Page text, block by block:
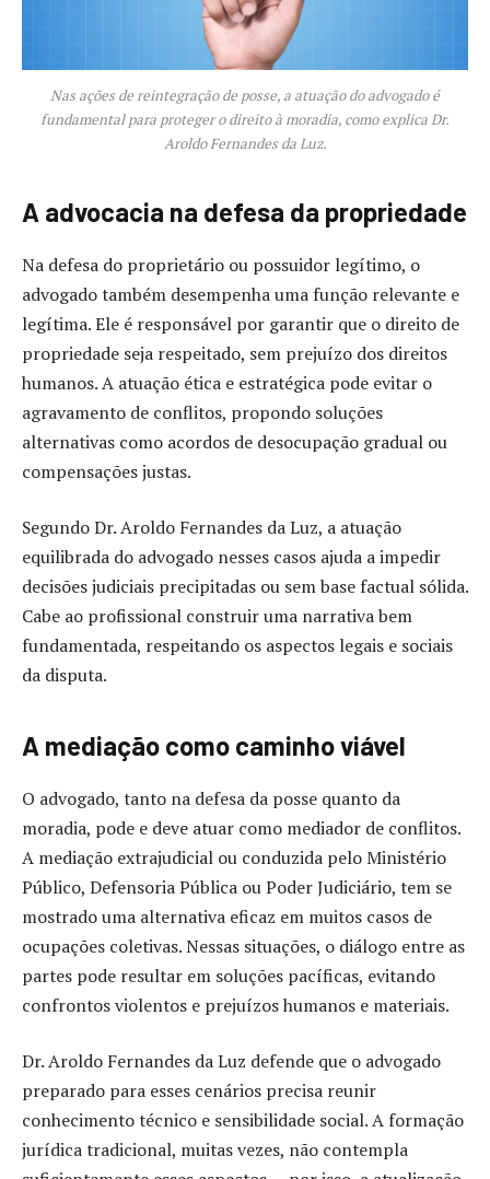
Nas ações de reintegração de posse, a atuação do advogado é
fundamental para proteger o direito à moradia, como explica Dr.
Aroldo Fernandes da Luz.
A advocacia na defesa da propriedade
Na defesa do proprietário ou possuidor legítimo, o
advogado também desempenha uma função relevante e
legítima. Ele é responsável por garantir que o direito de
propriedade seja respeitado, sem prejuízo dos direitos
humanos. A atuação ética e estratégica pode evitar o
agravamento de conflitos, propondo soluções
alternativas como acordos de desocupação gradual ou
compensações justas.
Segundo Dr. Aroldo Fernandes da Luz, a atuação
equilibrada do advogado nesses casos ajuda a impedir
decisões judiciais precipitadas ou sem base factual sólida.
Cabe ao profissional construir uma narrativa bem
fundamentada, respeitando os aspectos legais e sociais
da disputa.
A mediação como caminho viável
O advogado, tanto na defesa da posse quanto da
moradia, pode e deve atuar como mediador de conflitos.
A mediação extrajudicial ou conduzida pelo Ministério
Público, Defensoria Pública ou Poder Judiciário, tem se
mostrado uma alternativa eficaz em muitos casos de
ocupações coletivas. Nessas situações, o diálogo entre as
partes pode resultar em soluções pacíficas, evitando
confrontos violentos e prejuízos humanos e materiais.
Dr. Aroldo Fernandes da Luz defende que o advogado
preparado para esses cenários precisa reunir
conhecimento técnico e sensibilidade social. A formação
jurídica tradicional, muitas vezes, não contempla